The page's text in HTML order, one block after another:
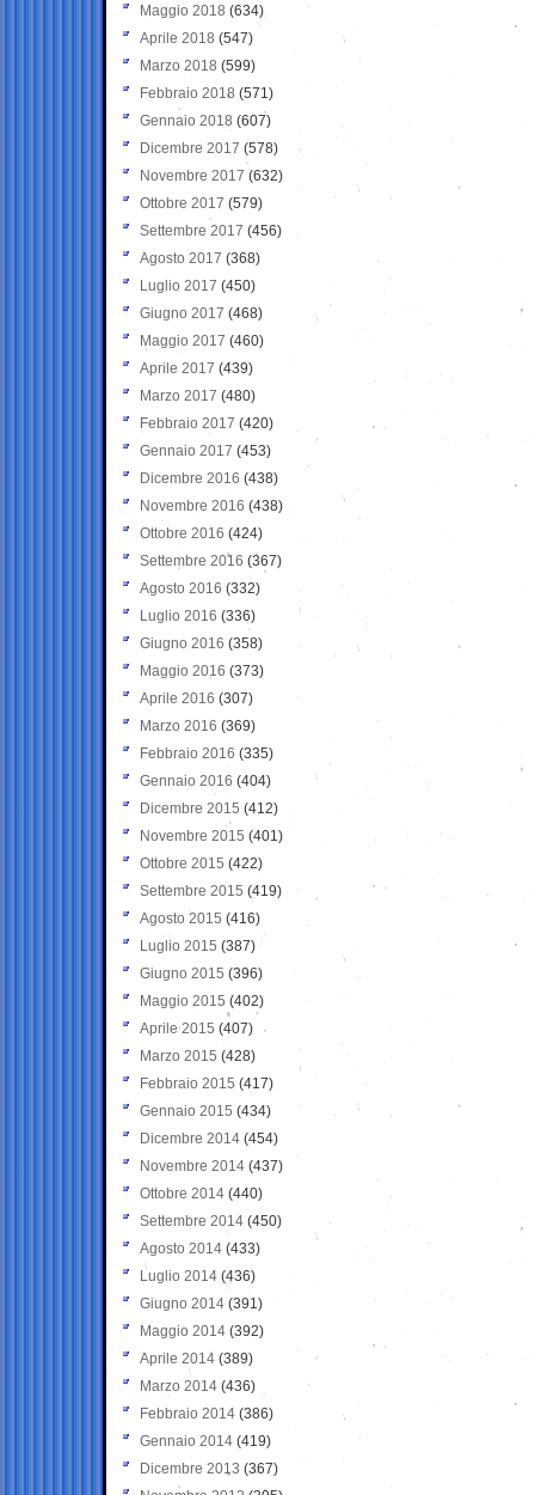
Maggio 2018 (634)
Aprile 2018 (547)
Marzo 2018 (599)
Febbraio 2018 (571)
Gennaio 2018 (607)
Dicembre 2017 (578)
Novembre 2017 (632)
Ottobre 2017 (579)
Settembre 2017 (456)
Agosto 2017 (368)
Luglio 2017 (450)
Giugno 2017 (468)
Maggio 2017 (460)
Aprile 2017 (439)
Marzo 2017 (480)
Febbraio 2017 (420)
Gennaio 2017 (453)
Dicembre 2016 (438)
Novembre 2016 (438)
Ottobre 2016 (424)
Settembre 2016 (367)
Agosto 2016 (332)
Luglio 2016 (336)
Giugno 2016 (358)
Maggio 2016 (373)
Aprile 2016 (307)
Marzo 2016 (369)
Febbraio 2016 (335)
Gennaio 2016 (404)
Dicembre 2015 (412)
Novembre 2015 (401)
Ottobre 2015 (422)
Settembre 2015 (419)
Agosto 2015 (416)
Luglio 2015 (387)
Giugno 2015 (396)
Maggio 2015 (402)
Aprile 2015 (407)
Marzo 2015 (428)
Febbraio 2015 (417)
Gennaio 2015 (434)
Dicembre 2014 (454)
Novembre 2014 (437)
Ottobre 2014 (440)
Settembre 2014 (450)
Agosto 2014 (433)
Luglio 2014 (436)
Giugno 2014 (391)
Maggio 2014 (392)
Aprile 2014 (389)
Marzo 2014 (436)
Febbraio 2014 (386)
Gennaio 2014 (419)
Dicembre 2013 (367)